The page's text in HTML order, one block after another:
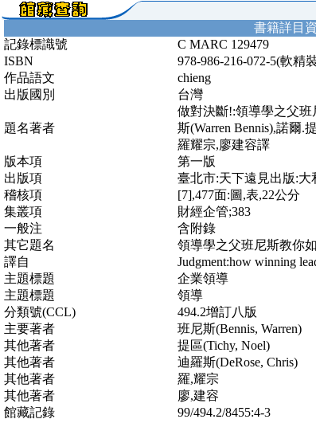
書籍詳目
記錄標識號
C MARC 129479
ISBN
978-986-216-072-5(軟精
作品語文
chieng
出版國別
台灣
題名著者
做對決斷!:領導學之父
斯(Warren Bennis),諾爾.
羅耀宗,廖建容譯
版本項
第一版
出版項
臺北市:天下遠見出版:大
稽核項
[7],477面:圖,表,22公分
集叢項
財經企管;383
一般注
含附錄
其它題名
領導學之父班尼斯教你
譯自
Judgment:how winning
主題標題
企業領導
主題標題
領導
分類號(CCL)
494.2增訂八版
主要著者
班尼斯(Bennis, Warren)
其他著者
提區(Tichy, Noel)
其他著者
迪羅斯(DeRose, Chris)
其他著者
羅,耀宗
其他著者
廖,建容
館藏記錄
99/494.2/8455:4-3